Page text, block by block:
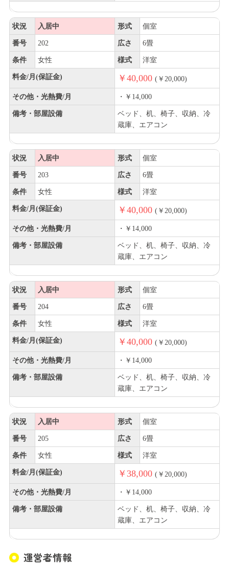
状況 入居中 形式 個室
番号 202 広さ 6畳
条件 女性 様式 洋室
料金/月(保証金) ￥40,000 (￥20,000)
その他・光熱費/月 ・￥14,000
備考・部屋設備
ベッド、机、椅子、収納、冷
蔵庫、エアコン
状況 入居中 形式 個室
番号 203 広さ 6畳
条件 女性 様式 洋室
料金/月(保証金) ￥40,000 (￥20,000)
その他・光熱費/月 ・￥14,000
備考・部屋設備
ベッド、机、椅子、収納、冷
蔵庫、エアコン
状況 入居中 形式 個室
番号 204 広さ 6畳
条件 女性 様式 洋室
料金/月(保証金) ￥40,000 (￥20,000)
その他・光熱費/月 ・￥14,000
備考・部屋設備
ベッド、机、椅子、収納、冷
蔵庫、エアコン
状況 入居中 形式 個室
番号 205 広さ 6畳
条件 女性 様式 洋室
料金/月(保証金) ￥38,000 (￥20,000)
その他・光熱費/月 ・￥14,000
備考・部屋設備
ベッド、机、椅子、収納、冷
蔵庫、エアコン
運営者情報